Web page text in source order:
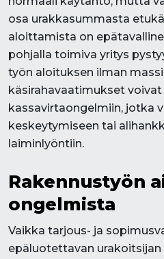
osa urakkasummasta
aloittamista on
pohjalla toimiva yritys
työn aloituksen ilman
käsirahavaatimukset
kassavirtaongelmiin, jotka
keskeytymiseen tai
laiminlyöntiin.
Rakennustyön
ongelmista
Vaikka tarjous- ja
epäluotettavan